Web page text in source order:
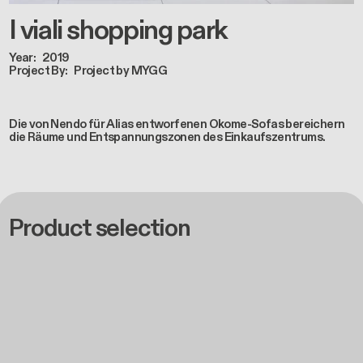
I viali shopping park
Year
2019
Project By Project by MYGG
Die von Nendo für Alias entworfenen Okome-Sofas bereichern
die Räume und Entspannungszonen des Einkaufszentrums.
Product selection